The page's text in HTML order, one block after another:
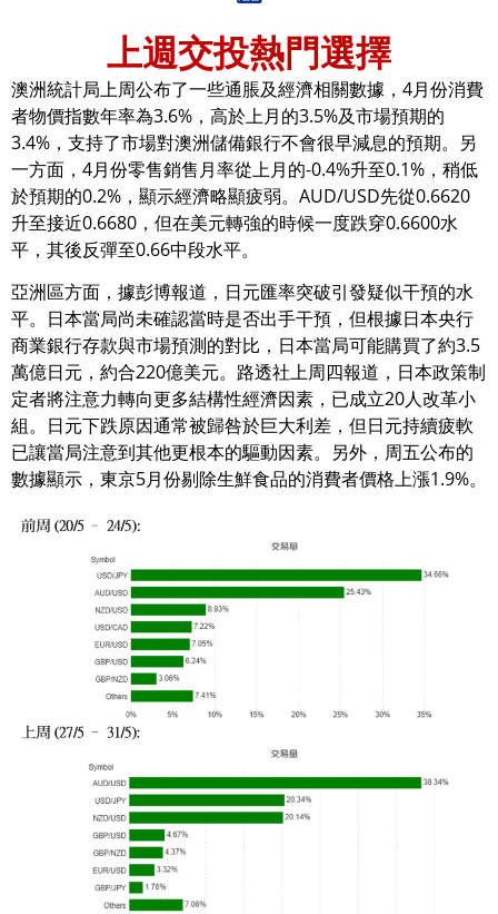
上週交投熱門選擇
澳洲統計局上周公布了一些通脹及經濟相關數據，4月份消費
者物價指數年率為3.6%，高於上月的3.5%及市場預期的
3.4%，支持了市場對澳洲儲備銀行不會很早減息的預期。另
一方面，4月份零售銷售月率從上月的-0.4%升至0.1%，稍低
於預期的0.2%，顯示經濟略顯疲弱。AUD/USD先從0.6620
升至接近0.6680，但在美元轉強的時候一度跌穿0.6600水
平，其後反彈至0.66中段水平。
亞洲區方面，據彭博報道，日元匯率突破引發疑似干預的水
平。日本當局尚未確認當時是否出手干預，但根據日本央行
商業銀行存款與市場預測的對比，日本當局可能購買了約3.5
萬億日元，約合220億美元。路透社上周四報道，日本政策制
定者將注意力轉向更多結構性經濟因素，已成立20人改革小
組。日元下跌原因通常被歸咎於巨大利差，但日元持續疲軟
已讓當局注意到其他更根本的驅動因素。另外，周五公布的
數據顯示，東京5月份剔除生鮮食品的消費者價格上漲1.9%。